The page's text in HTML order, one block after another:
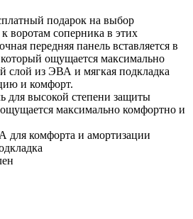
подарок на выбор
воротам соперника в этих
передняя панель вставляется в
ощущается максимально
слой из ЭВА и мягкая подкладка
и комфорт.
для высокой степени защиты
максимально комфортно и
для комфорта и амортизации